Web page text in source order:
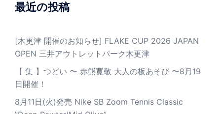
最近の投稿
[木更津 開催のお知らせ] FLAKE CUP 2026 JAPAN
OPEN 三井アウトレットパーク木更津
【 集 】つどい 〜 赤熊寛敬 大人の板あそび 〜8月19
日開催！
8月11日(火)発売 Nike SB Zoom Tennis Classic